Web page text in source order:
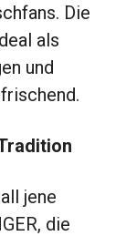
Die
als
und
jene
die